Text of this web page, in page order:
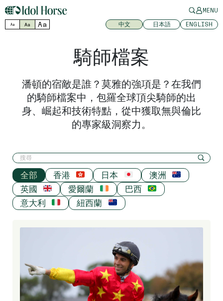
MENU
Aa Aa Aa 中文 日本語 ENGLISH
騎師檔案
潘頓的宿敵是誰？莫雅的強項是？在我們
的騎師檔案中，包羅全球頂尖騎師的出
身、崛起和技術特點，從中獲取無與倫比
的專家級洞察力。
全部 香港 日本
澳洲
英國
愛爾蘭
巴西
意大利
紐西蘭